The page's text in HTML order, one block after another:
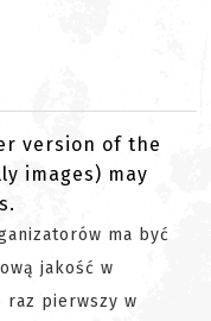
version of the
images) may
ma być
jakość w
raz pierwszy w